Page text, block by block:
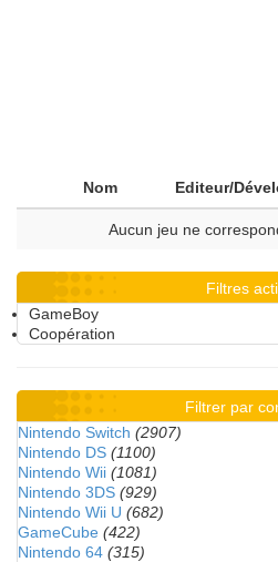
Nom Editeur/
Aucun jeu ne
Filtres
GameBoy
Coopération
Filtrer par
Nintendo Switch (2907)
Nintendo DS (1100)
Nintendo Wii (1081)
Nintendo 3DS (929)
Nintendo Wii U (682)
GameCube (422)
Nintendo 64 (315)